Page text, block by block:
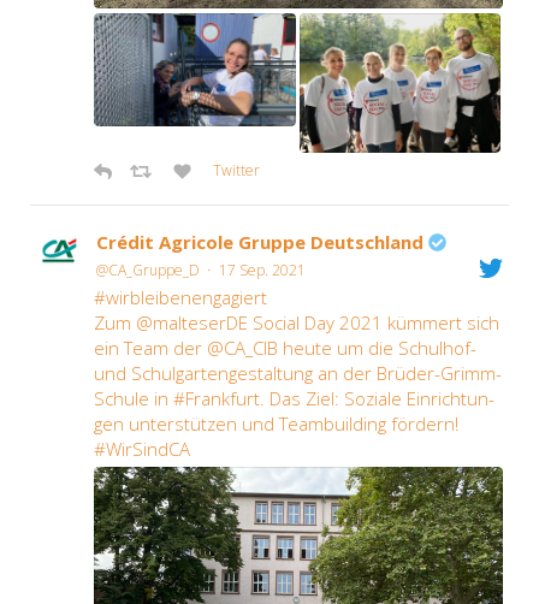
Twit­ter
Cré­dit Agri­co­le Grup­pe Deutsch­land
@CA_Gruppe_D · 17 Sep. 2021
#wirb­lei­ben­en­ga­giert
Zum @malteserDE Soci­al Day 2021 küm­mert sich
ein Team der @CA_CIB heu­te um die Schul­hof-
und Schul­gar­ten­ge­stal­tung an der Brü­der-Grimm-
Schu­le in #Frank­furt. Das Ziel: Sozia­le Ein­rich­tun­
gen unter­stüt­zen und Team­buil­ding för­dern!
#WirS­ind­CA